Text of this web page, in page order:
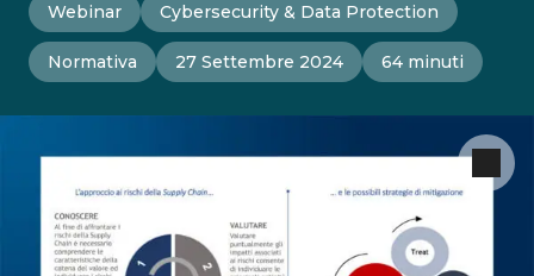
Webinar Cybersecurity & Data Protection
Normativa 27 Settembre 2024 64 minuti